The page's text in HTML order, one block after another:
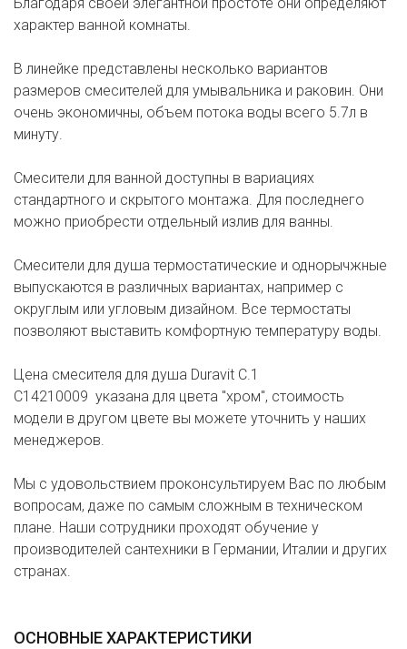
характер ванной комнаты.
В линейке представлены несколько вариантов
размеров смесителей для умывальника и раковин. Они
очень экономичны, объем потока воды всего 5.7л в
минуту.
Смесители для ванной доступны в вариациях
стандартного и скрытого монтажа. Для последнего
можно приобрести отдельный излив для ванны.
Смесители для душа термостатические и однорычжные
выпускаются в различных вариантах, например с
округлым или угловым дизайном. Все термостаты
позволяют выставить комфортную температуру воды.
Цена смесителя для душа Duravit С.1
C14210009 указана для цвета "хром", стоимость
модели в другом цвете вы можете уточнить у наших
менеджеров.
Мы с удовольствием проконсультируем Вас по любым
вопросам, даже по самым сложным в техническом
плане. Наши сотрудники проходят обучение у
производителей сантехники в Германии, Италии и других
странах.
ОСНОВНЫЕ ХАРАКТЕРИСТИКИ